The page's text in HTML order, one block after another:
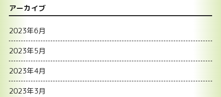
アーカイブ
2023年6月
2023年5月
2023年4月
2023年3月